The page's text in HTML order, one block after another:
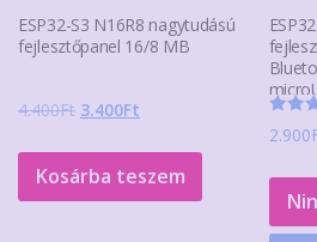
ESP32-S3 N16R8 nagytudású
fejlesztőpanel 16/8 MB
4.400Ft Original
was:
4.400Ft.
3.400Ft
is:
3.400Ft.
Kosárba teszem
3.33
2.900